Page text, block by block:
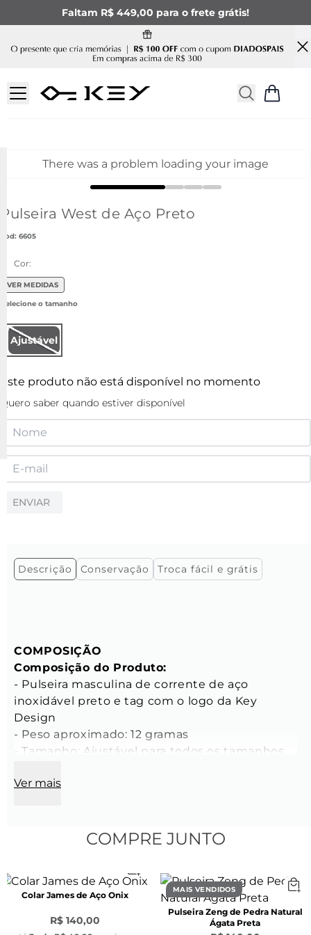
Faltam R$ 449,00 para o frete grátis!
There was a problem loading your image
Pulseira West de Aço Preto
: 6605
Cor:
VER MEDIDAS
Ajustável
Este produto não está disponível no momento
Quero saber quando estiver disponível
ENVIAR
Descrição Conservação Troca fácil e grátis
COMPOSIÇÃO
Composição do Produto:
- Pulseira masculina de corrente de aço
inoxidável preto e tag com o logo da Key
Design
- Peso aproximado: 12 gramas
- Tamanho: Ajustável para todos os tamanhos
com extensor
Características da Corrente:
- Espessura do elo: 1,8 mm
- Cor: Preto
- Material: Aço Inoxidável
Ver mais
COMPRE JUNTO
Colar James de Aço Onix
R$ 140,00
MAIS VENDIDOS
Pulseira Zeng de Pedra Natural
Ágata Preta